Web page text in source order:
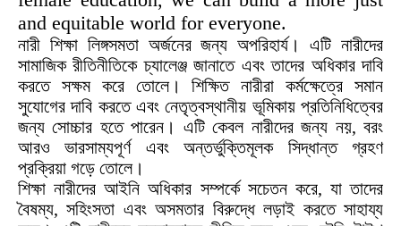
and equitable world for everyone.
নারী শিক্ষা লিঙ্গসমতা অর্জনের জন্য অপরিহার্য। এটি নারীদের
সামাজিক রীতিনীতিকে চ্যালেঞ্জ জানাতে এবং তাদের অধিকার দাবি
করতে সক্ষম করে তোলে। শিক্ষিত নারীরা কর্মক্ষেত্রে সমান
সুযোগের দাবি করতে এবং নেতৃত্বস্থানীয় ভূমিকায় প্রতিনিধিত্বের
জন্য সোচ্চার হতে পারেন। এটি কেবল নারীদের জন্য নয়, বরং
আরও ভারসাম্যপূর্ণ এবং অন্তর্ভুক্তিমূলক সিদ্ধান্ত গ্রহণ
প্রক্রিয়া গড়ে তোলে।
শিক্ষা নারীদের আইনি অধিকার সম্পর্কে সচেতন করে, যা তাদের
বৈষম্য, সহিংসতা এবং অসমতার বিরুদ্ধে লড়াই করতে সাহায্য